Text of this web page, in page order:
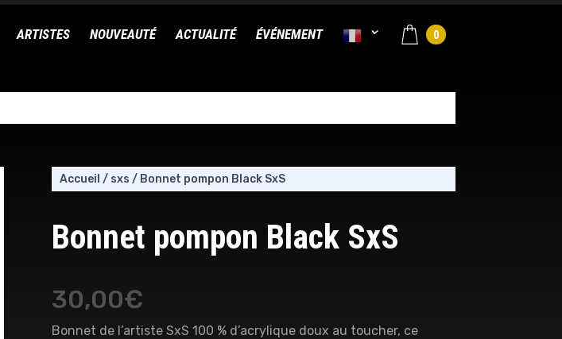
ARTISTES NOUVEAUTÉ ACTUALITÉ ÉVÉNEMENT 0
Accueil / sxs / Bonnet pompon Black SxS
Bonnet pompon Black SxS
30,00€
Bonnet de l’artiste SxS 100 % d’acrylique doux au toucher, ce